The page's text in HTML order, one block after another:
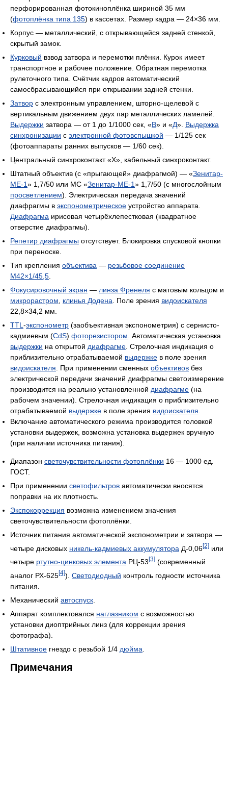
перфорированная фотокиноплёнка шириной 35 мм
(фотоплёнка типа 135) в кассетах. Размер кадра — 24×36 мм.
Корпус — металлический, с открывающейся задней стенкой,
скрытый замок.
Курковый взвод затвора и перемотки плёнки. Курок имеет
транспортное и рабочее положение. Обратная перемотка
рулеточного типа. Счётчик кадров автоматический
самосбрасывающийся при открывании задней стенки.
Затвор с электронным управлением, шторно-щелевой с
вертикальным движением двух пар металлических ламелей.
Выдержки затвора — от 1 до 1/1000 сек, «В» и «Д». Выдержка
синхронизации с электронной фотовспышкой — 1/125 сек
(фотоаппараты ранних выпусков — 1/60 сек).
Центральный синхроконтакт «Х», кабельный синхроконтакт.
Штатный объектив (с «прыгающей» диафрагмой) — «Зенитар-
МЕ-1» 1,7/50 или МС «Зенитар-МЕ-1» 1,7/50 (с многослойным
просветлением). Электрическая передача значений
диафрагмы в экспонометрическое устройство аппарата.
Диафрагма ирисовая четырёхлепестковая (квадратное
отверстие диафрагмы).
Репетир диафрагмы отсутствует. Блокировка спусковой кнопки
при переноске.
Тип крепления объектива — резьбовое соединение
M42×1/45,5
Фокусировочный экран — линза Френеля с матовым кольцом и
микрорастром
клинья Додена . Поле зрения видоискателя
22,8×34,2 мм.
TTL -экспонометр (заобъективная экспонометрия) с сернисто-
кадмиевым (CdS) фоторезистором . Автоматическая установка
выдержки на открытой диафрагме . Стрелочная индикация о
приблизительно отрабатываемой выдержке в поле зрения
видоискателя . При применении сменных объективов без
электрической передачи значений диафрагмы светоизмерение
производится на реально установленной диафрагме (на
рабочем значении). Стрелочная индикация о приблизительно
отрабатываемой выдержке в поле зрения видоискателя
Включание автоматического режима производится головкой
установки выдержек, возможна установка выдержек вручную
(при наличии источника питания).
Диапазон светочувствительности фотоплёнки 16 — 1000 ед.
ГОСТ.
При применении светофильтров автоматически вносятся
поправки на их плотность.
Экспокоррекция возможна изменением значения
светочувствительности фотоплёнки.
Источник питания автоматической экспонометрии и затвора —
четыре дисковых никель-кадмиевых аккумулятора Д-0,06[2] или
четыре ртутно-цинковых элемента РЦ-53 [3] (современный
аналог РХ-625[4]). Светодиодный контроль годности источника
питания.
Механический автоспуск
Аппарат комплектовался наглазником с возможностью
установки диоптрийных линз (для коррекции зрения
фотографа).
Штативное гнездо с резьбой 1/4 дюйма
Примечания